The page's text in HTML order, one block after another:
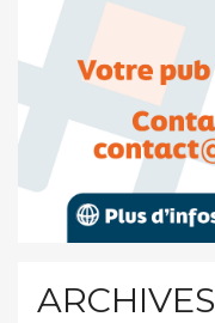
ARCHIVES